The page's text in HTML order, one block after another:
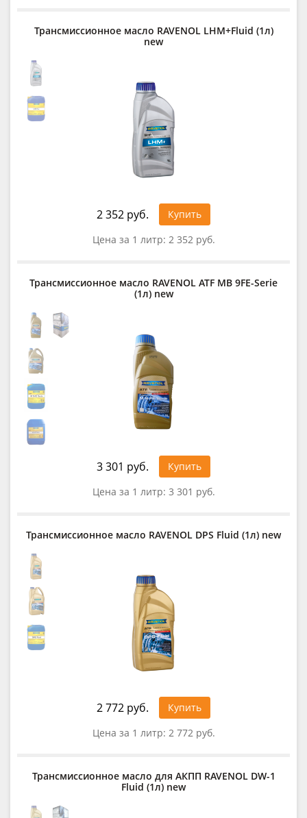
Трансмиссионное масло RAVENOL LHM+Fluid (1л)
new
2 352 руб.
Купить
Цена за 1 литр: 2 352 руб.
Трансмиссионное масло RAVENOL ATF MB 9FE-Serie
(1л) new
3 301 руб.
Купить
Цена за 1 литр: 3 301 руб.
Трансмиссионное масло RAVENOL DPS Fluid (1л) new
2 772 руб.
Купить
Цена за 1 литр: 2 772 руб.
Трансмиссионное масло для АКПП RAVENOL DW-1
Fluid (1л) new